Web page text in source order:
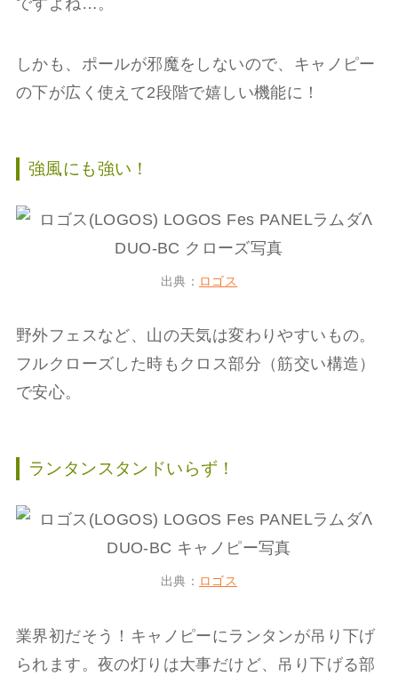
ですよね…。
しかも、ポールが邪魔をしないので、キャノピー
の下が広く使えて2段階で嬉しい機能に！
強風にも強い！
出典： ロゴス
野外フェスなど、山の天気は変わりやすいもの。
フルクローズした時もクロス部分（筋交い構造）
で安心。
ランタンスタンドいらず！
出典： ロゴス
業界初だそう！キャノピーにランタンが吊り下げ
られます。夜の灯りは大事だけど、吊り下げる部